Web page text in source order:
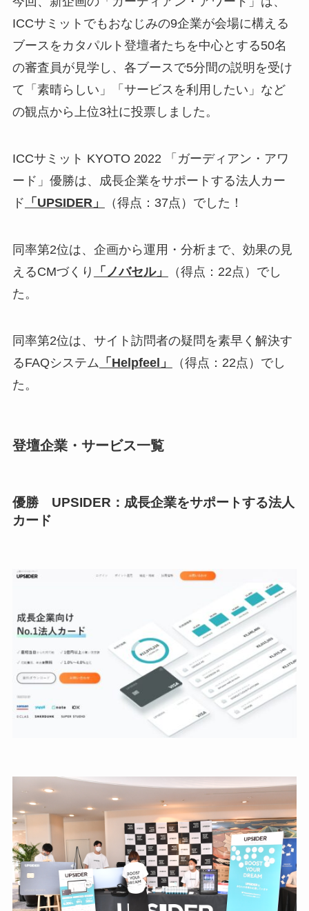
ICCサミットでもおなじみの9企業が会場に構える
ブースをカタパルト登壇者たちを中心とする50名
の審査員が見学し、各ブースで5分間の説明を受け
て「素晴らしい」「サービスを利用したい」など
の観点から上位3社に投票しました。
ICCサミット KYOTO 2022 「ガーディアン・アワ
ード」優勝は、成長企業をサポートする法人カー
ド 「UPSIDER」 （得点：37点）でした！
同率第2位は、企画から運用・分析まで、効果の見
えるCMづくり
「ノバセル」
（得点：22点）でし
た。
同率第2位は、サイト訪問者の疑問を素早く解決す
るFAQシステム 「Helpfeel」
（得点：22点）でし
た。
登壇企業・サービス一覧
優勝 UPSIDER：成長企業をサポートする法人
カード